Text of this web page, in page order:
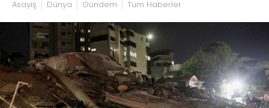
Asayiş Dünya Gündem Tüm Haberler